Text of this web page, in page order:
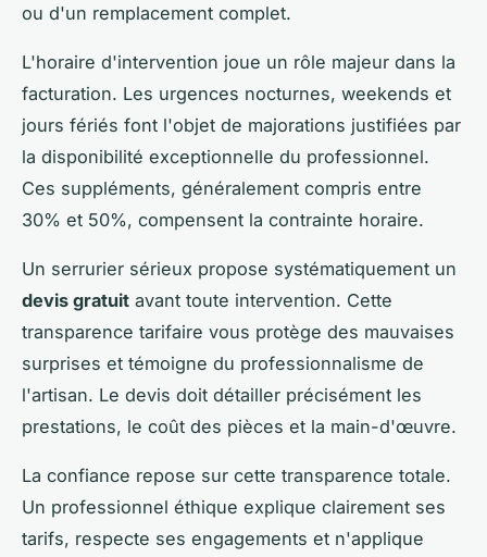
ou d'un remplacement complet.
L'horaire d'intervention joue un rôle majeur dans la
facturation. Les urgences nocturnes, weekends et
jours fériés font l'objet de majorations justifiées par
la disponibilité exceptionnelle du professionnel.
Ces suppléments, généralement compris entre
30% et 50%, compensent la contrainte horaire.
Un serrurier sérieux propose systématiquement un
devis gratuit avant toute intervention. Cette
transparence tarifaire vous protège des mauvaises
surprises et témoigne du professionnalisme de
l'artisan. Le devis doit détailler précisément les
prestations, le coût des pièces et la main-d'œuvre.
La confiance repose sur cette transparence totale.
Un professionnel éthique explique clairement ses
tarifs, respecte ses engagements et n'applique